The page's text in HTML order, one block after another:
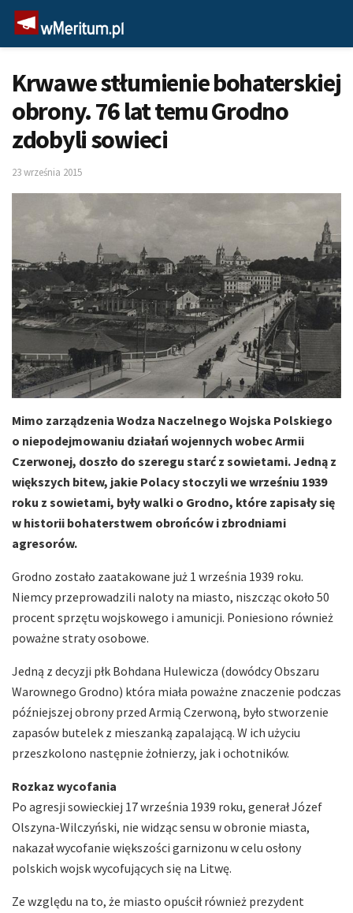
Krwawe stłumienie bohaterskiej
obrony. 76 lat temu Grodno
zdobyli sowieci
23 września 2015
Mimo zarządzenia Wodza Naczelnego Wojska Polskiego
o niepodejmowaniu działań wojennych wobec Armii
Czerwonej, doszło do szeregu starć z sowietami. Jedną z
większych bitew, jakie Polacy stoczyli we wrześniu 1939
roku z sowietami, były walki o Grodno, które zapisały się
w historii bohaterstwem obrońców i zbrodniami
agresorów.
Grodno zostało zaatakowane już 1 września 1939 roku.
Niemcy przeprowadzili naloty na miasto, niszcząc około 50
procent sprzętu wojskowego i amunicji. Poniesiono również
poważne straty osobowe.
Jedną z decyzji płk Bohdana Hulewicza (dowódcy Obszaru
Warownego Grodno) która miała poważne znaczenie podczas
późniejszej obrony przed Armią Czerwoną, było stworzenie
zapasów butelek z mieszanką zapalającą. W ich użyciu
przeszkolono następnie żołnierzy, jak i ochotników.
Rozkaz wycofania
Po agresji sowieckiej 17 września 1939 roku, generał Józef
Olszyna-Wilczyński, nie widząc sensu w obronie miasta,
nakazał wycofanie większości garnizonu w celu osłony
polskich wojsk wycofujących się na Litwę.
Ze względu na to, że miasto opuścił również prezydent